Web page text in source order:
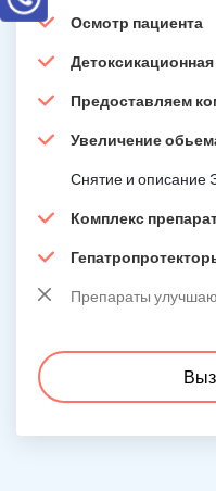
Осмотр пациента
Предоставляем
Увеличение
Снятие и описание
Комплекс
Препараты